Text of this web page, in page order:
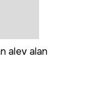
alev alan